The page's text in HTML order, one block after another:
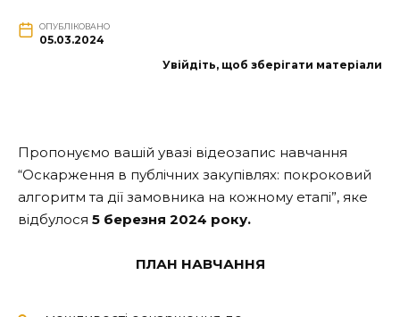
ОПУБЛІКОВАНО
05.03.2024
Увійдіть, щоб зберігати матеріали
Пропонуємо вашій увазі відеозапис навчання
“Оскарження в публічних закупівлях: покроковий
алгоритм та дії замовника на кожному етапі”, яке
відбулося 5 березня 2024 року.
ПЛАН НАВЧАННЯ